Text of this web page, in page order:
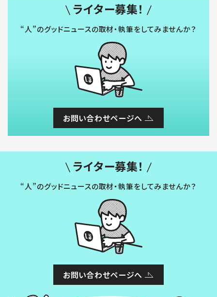
ライター募集！
“人”のグッドニュースの取材・執筆をしてみませんか？
お問い合わせページへ
ライター募集！
“人”のグッドニュースの取材・執筆をしてみませんか？
お問い合わせページへ